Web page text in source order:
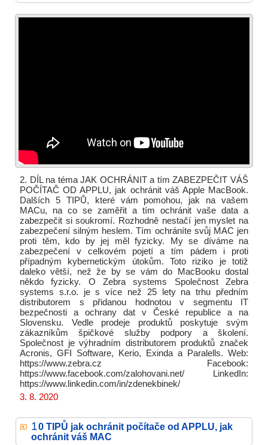
2. DÍL na téma JAK OCHRÁNIT a tím ZABEZPEČIT VÁŠ
POČÍTAČ OD APPLU, jak ochránit váš Apple MacBook.
Dalších 5 TIPŮ, které vám pomohou, jak na vašem
MACu, na co se zaměřit a tím ochránit vaše data a
zabezpečit si soukromí. Rozhodně nestačí jen myslet na
zabezpečení silným heslem. Tím ochráníte svůj MAC jen
proti těm, kdo by jej měl fyzicky. My se díváme na
zabezpečení v celkovém pojetí a tím pádem i proti
případným kybernetickým útokům. Toto riziko je totiž
daleko větší, než že by se vám do MacBooku dostal
někdo fyzicky. O Zebra systems Společnost Zebra
systems s.r.o. je s více než 25 lety na trhu předním
distributorem s přidanou hodnotou v segmentu IT
bezpečnosti a ochrany dat v České republice a na
Slovensku. Vedle prodeje produktů poskytuje svým
zákazníkům špičkové služby podpory a školení.
Společnost je výhradním distributorem produktů značek
Acronis, GFI Software, Kerio, Exinda a Paralells. Web:
https://www.zebra.cz Facebook:
https://www.facebook.com/zalohovani.net/ LinkedIn:
https://www.linkedin.com/in/zdenekbinek/
3. 8. 2020
10 TIPŮ jak ochránit počítače od APPLU, jak
ochránit váš MAC